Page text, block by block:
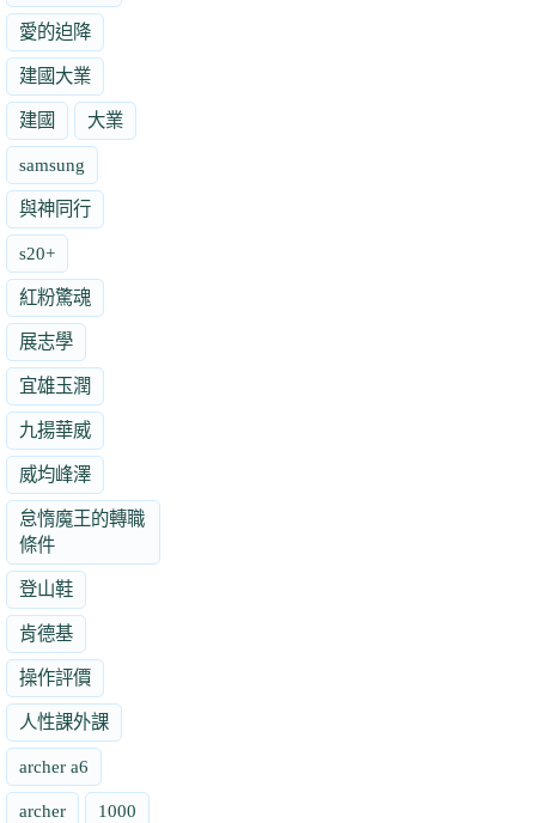
愛的迫降
建國大業
建國 大業
samsung
與神同行
s20+
紅粉驚魂
展志學
宜雄玉潤
九揚華威
威均峰澤
怠惰魔王的轉職
條件
登山鞋
肯德基
操作評價
人性課外課
archer a6
archer 1000